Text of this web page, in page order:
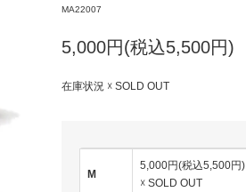
MA22007
5,000円(税込5,500円)
在庫状況 ☓ SOLD OUT
M
5,000円(税込5,500円)
☓ SOLD OUT